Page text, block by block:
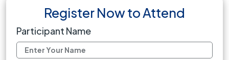
Register Now to Attend
Participant Name